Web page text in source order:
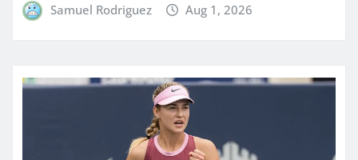
Samuel Rodriguez Aug 1, 2026